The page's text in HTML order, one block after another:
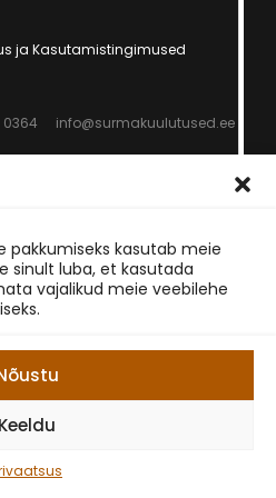
pakkumiseks kasutab meie
sinult luba, et kasutada
vajalikud meie veebilehe
Keeldu
ja Kasutamistingimused
0364 info@surmakuulutused.ee